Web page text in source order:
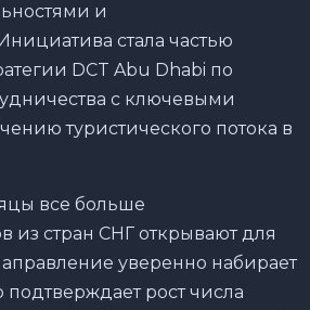
и
стала частью
DCT Abu Dhabi по
с ключевыми
туристического потока в
все больше
из стран СНГ открывают для
уверенно набирает
подтверждает рост числа